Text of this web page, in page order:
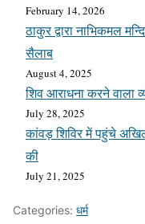
February 14, 2026
ठाकुर द्वारा नाभिकमल
सैलाब
August 4, 2025
शिव आराधना करने वाला
July 28, 2025
कांवड़ शिविर में पहुंचे
की
July 21, 2025
Categories: धर्म